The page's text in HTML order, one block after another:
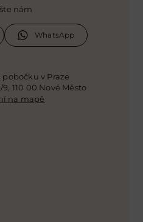
nám
WhatsApp
v Praze
110 00 Nové Město
na mapě